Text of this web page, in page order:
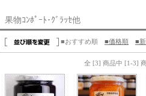
果物ｺﾝﾎﾟｰﾄ･ｸﾞﾗｯｾ他
■おすすめ順 ■価格順 ■
全 [3] 商品中 [1-3]